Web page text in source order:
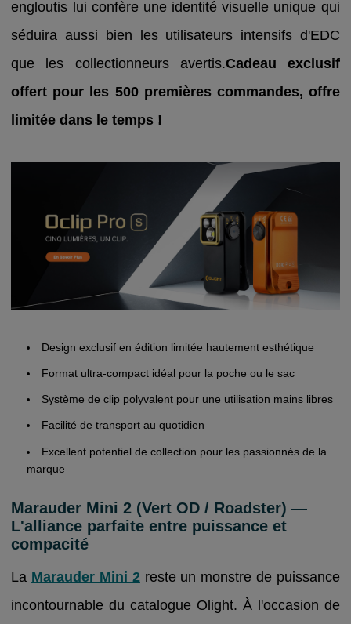
engloutis lui confère une identité visuelle unique qui
séduira aussi bien les utilisateurs intensifs d'EDC
que les collectionneurs avertis.Cadeau exclusif
offert pour les 500 premières commandes, offre
limitée dans le temps !
Design exclusif en édition limitée hautement esthétique
Format ultra-compact idéal pour la poche ou le sac
Système de clip polyvalent pour une utilisation mains libres
Facilité de transport au quotidien
Excellent potentiel de collection pour les passionnés de la
marque
Marauder Mini 2 (Vert OD / Roadster) —
L'alliance parfaite entre puissance et
compacité
La Marauder Mini 2reste un monstre de puissance
incontournable du catalogue Olight. À l'occasion de